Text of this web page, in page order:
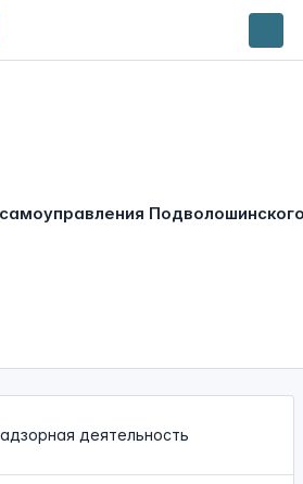
деятельность